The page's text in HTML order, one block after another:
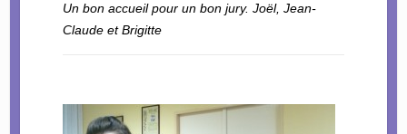
Un bon accueil pour un bon jury. Joël, Jean-
Claude et Brigitte